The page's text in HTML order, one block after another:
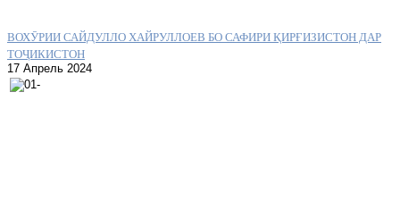
ВОХӮРИИ САЙДУЛЛО ХАЙРУЛЛОЕВ БО САФИРИ ҚИРҒИЗИСТОН ДАР
ТОҶИКИСТОН
17 Апрель 2024